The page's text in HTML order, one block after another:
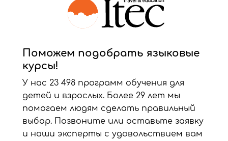
Поможем подобрать языковые
курсы!
У нас 23 498 программ обучения для
детей и взрослых. Более 29 лет мы
помогаем людям сделать правильный
выбор. Позвоните или оставьте заявку
и наши эксперты с удовольствием вам